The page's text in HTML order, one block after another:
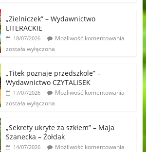
„Zielniczek” – Wydawnictwo
LITERACKIE
18/07/2026
Możliwość komentowania
została wyłączona
„Titek poznaje przedszkole” –
Wydawnictwo CZYTALISEK
17/07/2026
Możliwość komentowania
została wyłączona
„Sekrety ukryte za szkłem” – Maja
Szanecka – Żołdak
14/07/2026
Możliwość komentowania